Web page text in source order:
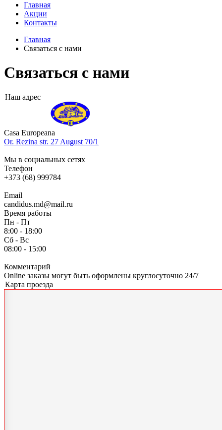
Главная
Акции
Контакты
Главная
Связаться с нами
Связаться с нами
Наш адрес
Casa Europeana
Or. Rezina str. 27 August 70/1
Мы в социальных сетях
Телефон
+373 (68) 999784
Email
candidus.md@mail.ru
Время работы
Пн - Пт
8:00 - 18:00
Сб - Вс
08:00 - 15:00
Комментарий
Online заказы могут быть оформлены круглосуточно 24/7
Карта проезда